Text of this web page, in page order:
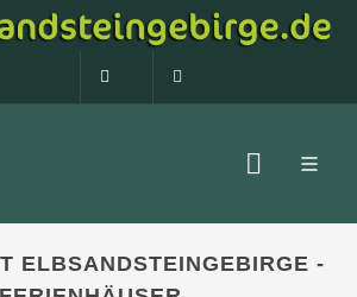
0160 99873408
ELBSANDSTEINGEBIRGE -